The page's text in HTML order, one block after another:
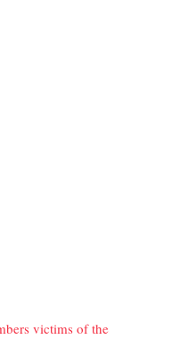
victims of the